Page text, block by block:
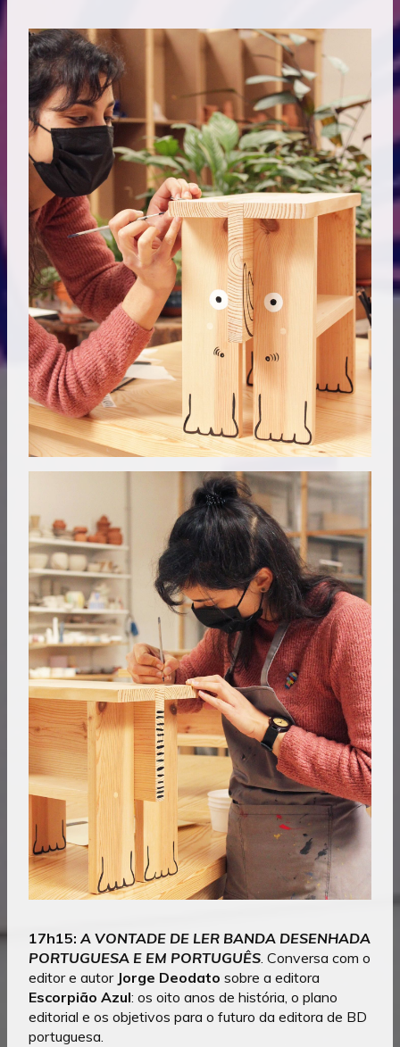
17h15: A VONTADE DE LER BANDA DESENHADA
PORTUGUESA E EM PORTUGUÊS. Conversa com o
editor e autor Jorge Deodato sobre a editora
Escorpião Azul: os oito anos de história, o plano
editorial e os objetivos para o futuro da editora de BD
portuguesa.